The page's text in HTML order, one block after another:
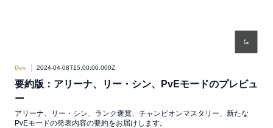
Dev 2024-04-08T15:00:00.000Z
要約版：アリーナ、リー・シン、PvEモードのプレビュ
ー
アリーナ、リー・シン、ランク褒賞、チャンピオンマスタリー、新たな
PvEモードの発表内容の要約をお届けします。